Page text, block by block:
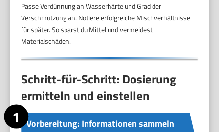
Passe Verdünnung an Wasserhärte und Grad der
Verschmutzung an. Notiere erfolgreiche Mischverhältnisse
für später. So sparst du Mittel und vermeidest
Materialschäden.
Schritt-für-Schritt: Dosierung
ermitteln und einstellen
Vorbereitung: Informationen sammeln